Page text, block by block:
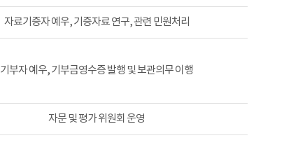
자료기증자 예우, 기증자료 연구, 관련 민원처리
기부자 예우, 기부금영수증 발행 및 보관의무 이행
자문 및 평가 위원회 운영